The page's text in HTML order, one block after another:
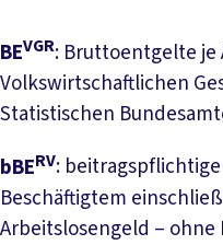
BEVGR: Bruttoentgelte
Volkswirtschaftlichen
Statistischen
bBERV:
Beschäftigtem
Arbeitslosengeld –